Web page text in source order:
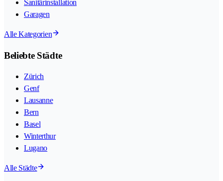
Sanitärinstallation
Garagen
Alle Kategorien
Beliebte Städte
Zürich
Genf
Lausanne
Bern
Basel
Winterthur
Lugano
Alle Städte